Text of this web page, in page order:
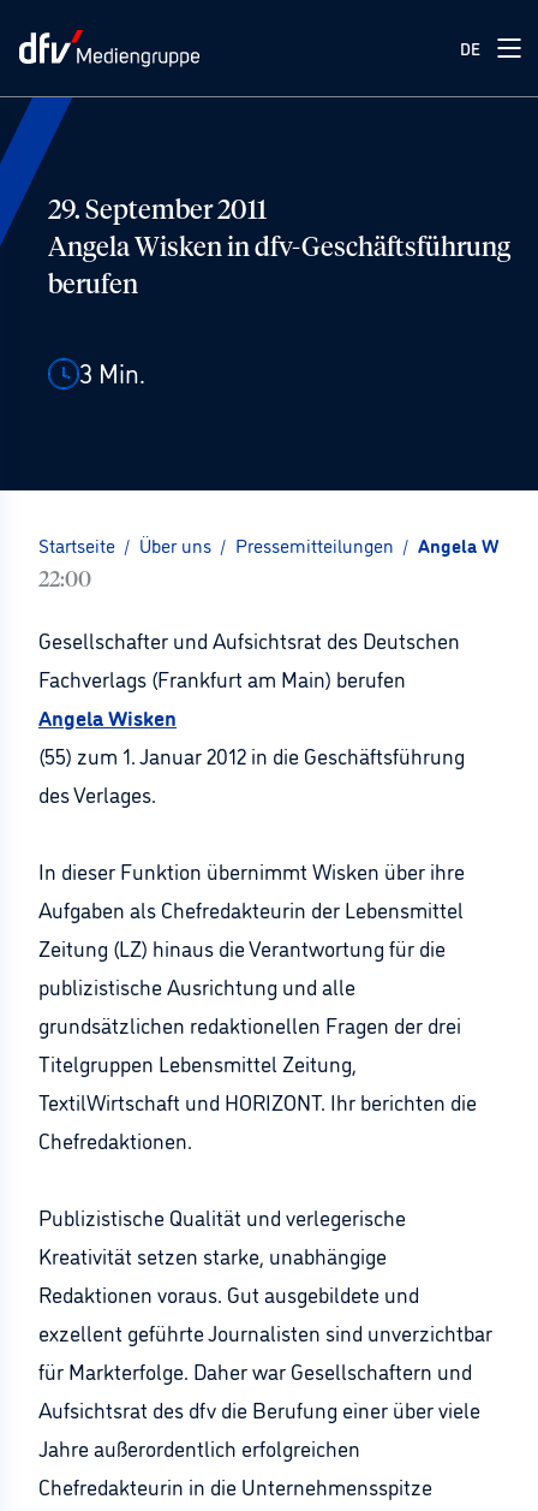
DE
29. September 2011
Angela Wisken in dfv-Geschäftsführung
berufen
3 Min.
Startseite / Über uns / Pressemitteilungen / Angela
22:00
Gesellschafter und Aufsichtsrat des Deutschen
Fachverlags (Frankfurt am Main) berufen
Angela Wisken
(55) zum 1. Januar 2012 in die Geschäftsführung
des Verlages.
In dieser Funktion übernimmt Wisken über ihre
Aufgaben als Chefredakteurin der Lebensmittel
Zeitung (LZ) hinaus die Verantwortung für die
publizistische Ausrichtung und alle
grundsätzlichen redaktionellen Fragen der drei
Titelgruppen Lebensmittel Zeitung,
TextilWirtschaft und HORIZONT. Ihr berichten die
Chefredaktionen.
Publizistische Qualität und verlegerische
Kreativität setzen starke, unabhängige
Redaktionen voraus. Gut ausgebildete und
exzellent geführte Journalisten sind unverzichtbar
für Markterfolge. Daher war Gesellschaftern und
Aufsichtsrat des dfv die Berufung einer über viele
Jahre außerordentlich erfolgreichen
Chefredakteurin in die Unternehmensspitze